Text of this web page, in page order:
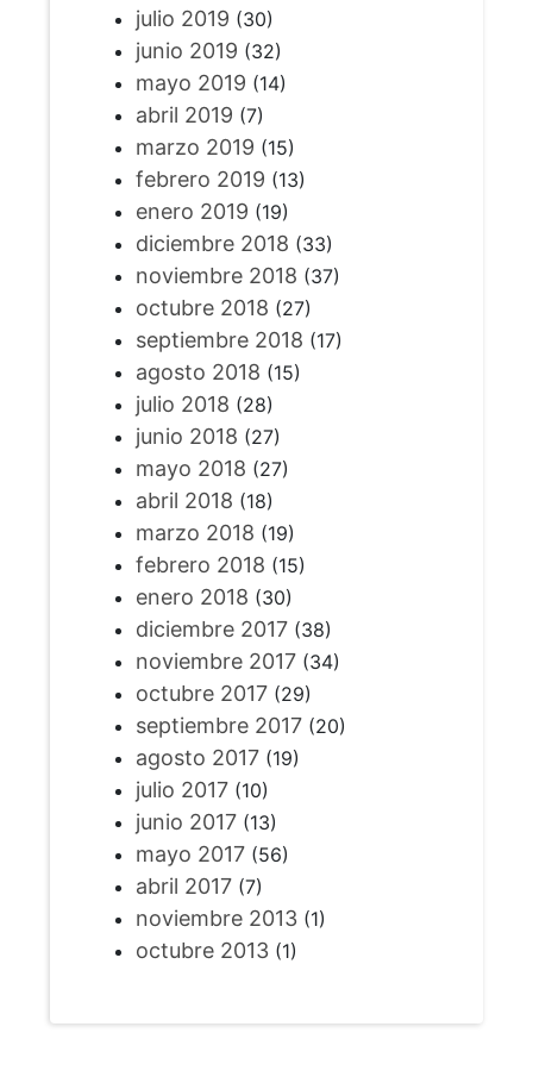
julio 2019 (30)
junio 2019 (32)
mayo 2019 (14)
abril 2019 (7)
marzo 2019 (15)
febrero 2019 (13)
enero 2019 (19)
diciembre 2018 (33)
noviembre 2018 (37)
octubre 2018 (27)
septiembre 2018 (17)
agosto 2018 (15)
julio 2018 (28)
junio 2018 (27)
mayo 2018 (27)
abril 2018 (18)
marzo 2018 (19)
febrero 2018 (15)
enero 2018 (30)
diciembre 2017(38)
noviembre 2017(34)
octubre 2017(29)
septiembre 2017(20)
agosto 2017(19)
julio 2017(10)
junio 2017(13)
mayo 2017(56)
abril 2017(7)
noviembre 2013(1)
octubre 2013(1)